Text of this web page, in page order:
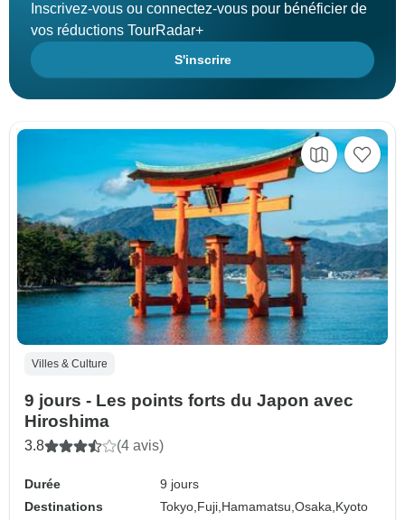
Inscrivez-vous ou connectez-vous pour bénéficier de
vos réductions TourRadar+
S'inscrire
Villes & Culture
9 jours - Les points forts du Japon avec
Hiroshima
3.8 (4 avis)
Durée
9 jours
Destinations
Tokyo,Fuji,Hamamatsu,Osaka,Kyoto